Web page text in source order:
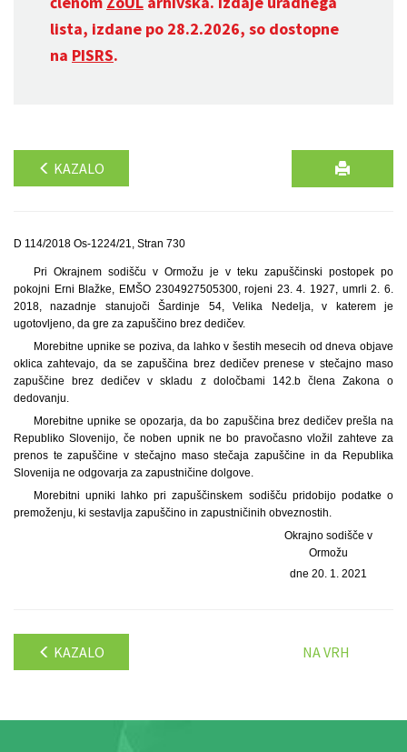
lista, izdane po 28.2.2026, so dostopne
na PISRS.
KAZALO
D 114/2018 Os-1224/21, Stran 730
Pri Okrajnem sodišču v Ormožu je v teku zapuščinski postopek po
pokojni Erni Blažke, EMŠO 2304927505300, rojeni 23. 4. 1927, umrli 2. 6.
2018, nazadnje stanujoči Šardinje 54, Velika Nedelja, v katerem je
ugotovljeno, da gre za zapuščino brez dedičev.
Morebitne upnike se poziva, da lahko v šestih mesecih od dneva objave
oklica zahtevajo, da se zapuščina brez dedičev prenese v stečajno maso
zapuščine brez dedičev v skladu z določbami 142.b člena Zakona o
dedovanju.
Morebitne upnike se opozarja, da bo zapuščina brez dedičev prešla na
Republiko Slovenijo, če noben upnik ne bo pravočasno vložil zahteve za
prenos te zapuščine v stečajno maso stečaja zapuščine in da Republika
Slovenija ne odgovarja za zapustničine dolgove.
Morebitni upniki lahko pri zapuščinskem sodišču pridobijo podatke o
premoženju, ki sestavlja zapuščino in zapustničinih obveznostih.
Okrajno sodišče v
Ormožu
dne 20. 1. 2021
KAZALO NA VRH